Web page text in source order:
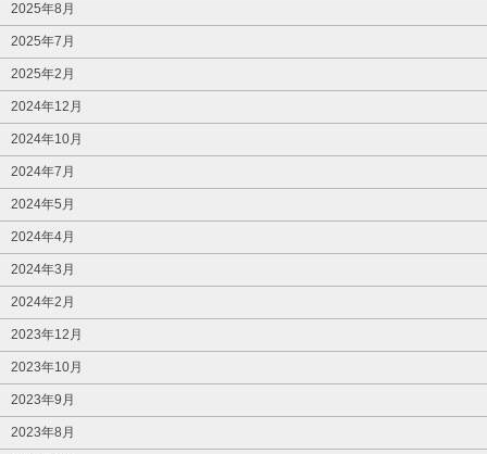
2025年8月
2025年7月
2025年2月
2024年12月
2024年10月
2024年7月
2024年5月
2024年4月
2024年3月
2024年2月
2023年12月
2023年10月
2023年9月
2023年8月